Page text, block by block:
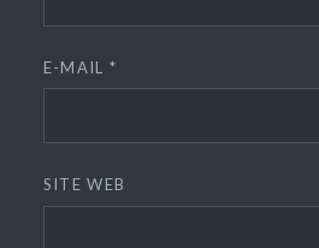
E-MAIL *
SITE WEB